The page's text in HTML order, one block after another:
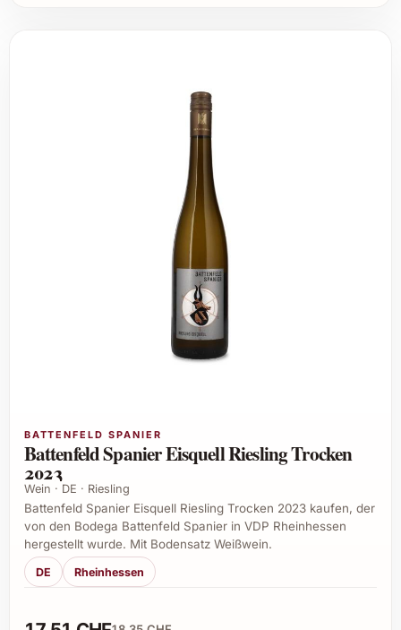
BATTENFELD SPANIER
Battenfeld Spanier Eisquell Riesling Trocken
2023
Wein · DE · Riesling
Battenfeld Spanier Eisquell Riesling Trocken 2023 kaufen, der
von den Bodega Battenfeld Spanier in VDP Rheinhessen
hergestellt wurde. Mit Bodensatz Weißwein.
DE Rheinhessen